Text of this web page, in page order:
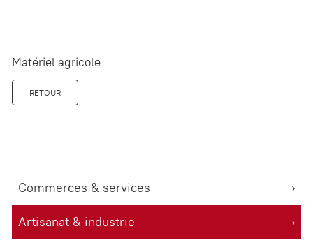
Commerces & services
Artisanat & industrie
Matériel agricole
RETOUR